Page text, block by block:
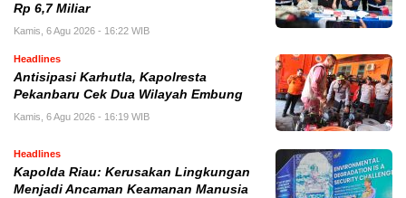
Rp 6,7 Miliar
Kamis, 6 Agu 2026 - 16:22 WIB
Headlines
Antisipasi Karhutla, Kapolresta
Pekanbaru Cek Dua Wilayah Embung
Kamis, 6 Agu 2026 - 16:19 WIB
Headlines
Kapolda Riau: Kerusakan Lingkungan
Menjadi Ancaman Keamanan Manusia